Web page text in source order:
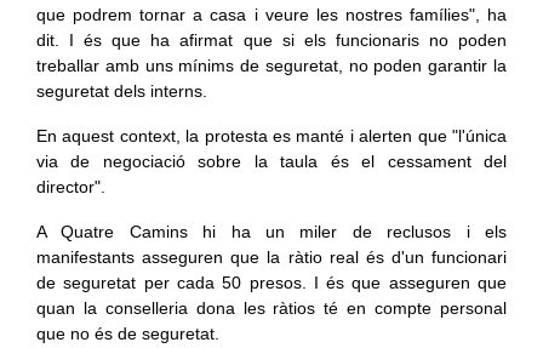
que podrem tornar a casa i veure les nostres famílies", ha
dit. I és que ha afirmat que si els funcionaris no poden
treballar amb uns mínims de seguretat, no poden garantir la
seguretat dels interns.
En aquest context, la protesta es manté i alerten que "l'única
via de negociació sobre la taula és el cessament del
director".
A Quatre Camins hi ha un miler de reclusos i els
manifestants asseguren que la ràtio real és d'un funcionari
de seguretat per cada 50 presos. I és que asseguren que
quan la conselleria dona les ràtios té en compte personal
que no és de seguretat.